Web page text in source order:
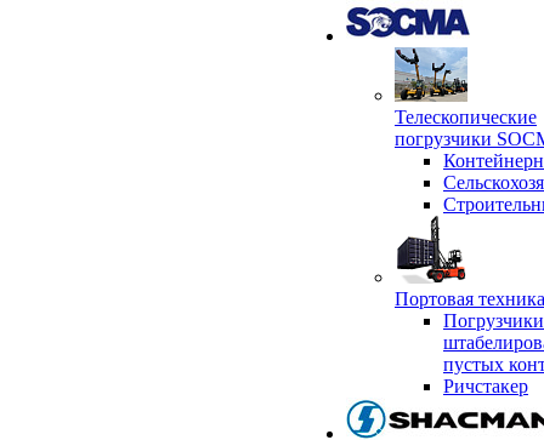
Телескопические
погрузчики
Портовая
пустых
Ричстакер